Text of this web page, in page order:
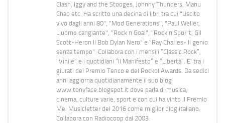
Clash, Iggy and the Stooges, Johnny Thunders, Manu
Chao etc. Ha scritto una decina di libri tra cui "Uscito
vivo dagli anni 80", "Mod Generations", "Paul Weller,
L’uomo cangiante", "Rock n Goal", "Rock n Spor"t, Gil
Scott-Heron Il Bob Dylan Nero" e "Ray Charles- Il genio
senza tempo". Collabora con i mensili “Classic Rock”,
"Vinile" e i quotidiani “Il Manifesto” e “Libertà”. E' tra i
giurati del Premio Tenco e del Rockol Awards. Da sedici
anni aggiorna quotidianamente il suo blog
www.tonyface.blogspot.it dove parla di musica,
cinema, culture varie, sport e con cui ha vinto il Premio
Mei Musicletter del 2016 come miglior blog italiano.
Collabora con Radiocoop dal 2003.